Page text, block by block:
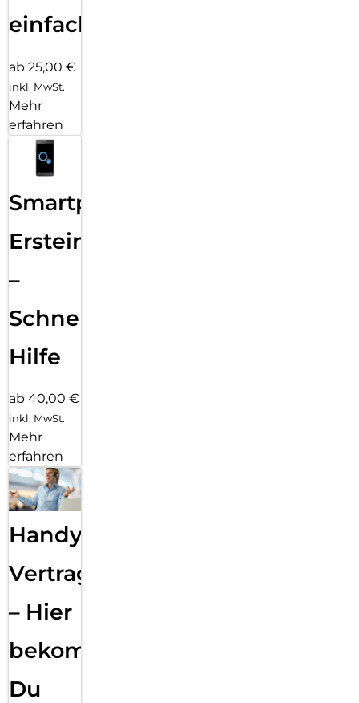
einfach
ab 25,00 €
inkl. MwSt.
Mehr
erfahren
Smartphone
Ersteinrichtung
–
Schnelle
Hilfe
ab 40,00 €
inkl. MwSt.
Mehr
erfahren
Handy
Vertragsabwicklung
– Hier
bekommst
Du